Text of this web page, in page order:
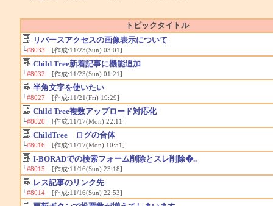
トピックタイトル
リバースアクセスの画像表示について
└#8033 [作成:11/23(Sun) 03:01]
Child Tree新着記事に機能追加
└#8032 [作成:11/23(Sun) 01:21]
半角文字を使いたい
└#8027[作成:11/21(Fri) 19:29]
Child Tree複数アップロード対応化
└#8020 [作成:11/17(Mon) 22:11]
ChildTree ログの合体
└#8016[作成:11/17(Mon) 10:51]
I-BORADでの検索フォーム削除とスレ削除�..
└#8015 [作成:11/16(Sun) 23:18]
レス記事のリンク先
└#8014[作成:11/16(Sun) 22:53]